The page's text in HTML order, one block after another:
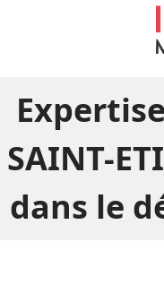
SAINT-
dans le